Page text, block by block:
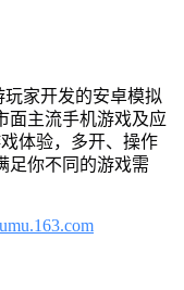
家开发的安卓模拟
面主流手机游戏及应
体验，多开、操作
足你不同的游戏需